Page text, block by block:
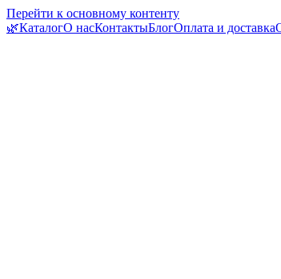
Перейти к основному контенту
🌿КаталогО насКонтактыБлогОплата и доставка